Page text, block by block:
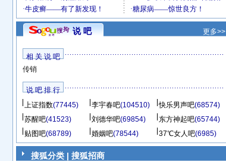
说 吧 更多>>
相 关 说 吧
传销
说 吧 排 行
上证指数(77445) 李宇春吧(104510) 快乐男声吧(68574)
苏醒吧(41523) 刘德华吧(69854) 东方神起吧(65744)
贴图吧(68789) 婚姻吧(78544) 37℃女人吧(6985)
搜狐分类 | 搜狐招商